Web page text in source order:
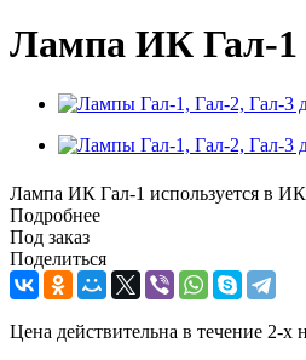
Лампа ИК Гал-1
Лампа ИК Гал-1 используется в
Подробнее
Под заказ
Поделиться
Цена действительна в течение 2-х